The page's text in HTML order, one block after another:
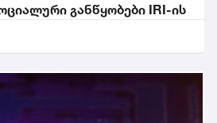
განწყობები IRI-ის